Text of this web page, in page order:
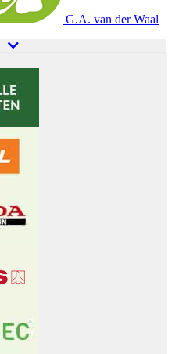
G.A. van der Waal